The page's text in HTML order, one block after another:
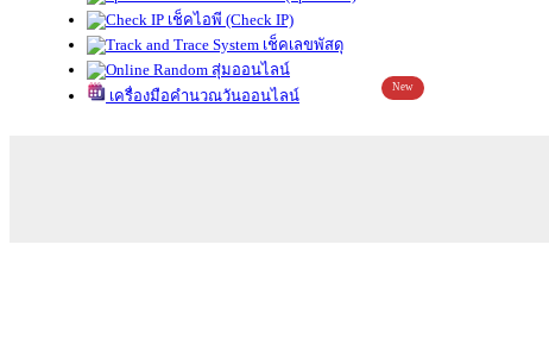
เช็คไอพี (Check IP)
เช็คเลขพัสดุ
สุ่มออนไลน์
เครื่องมือคำนวณวันออนไลน์
New